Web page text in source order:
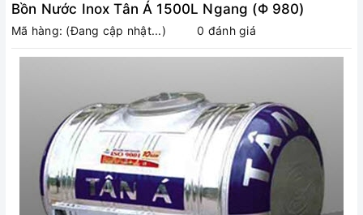
Bồn Nước Inox Tân Á 1500L Ngang (Φ 980)
Mã hàng: (Đang cập nhật...) 0 đánh giá